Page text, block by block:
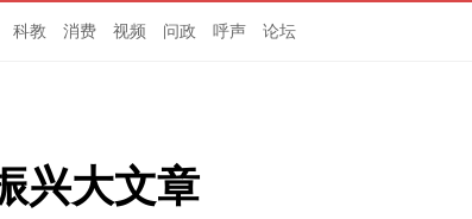
科教 消费 视频 问政 呼声 论坛
兴大文章